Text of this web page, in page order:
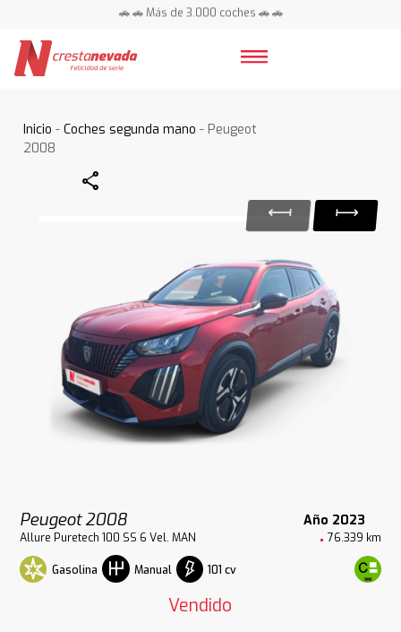
🚗 🚗 Más de 3.000 coches 🚗 🚗
Inicio -Coches segunda mano - Peugeot
2008
Share
Peugeot 2008 Año 2023
Allure Puretech 100 SS 6 Vel. MAN 76.339 km
Gasolina Manual 101 cv
Vendido